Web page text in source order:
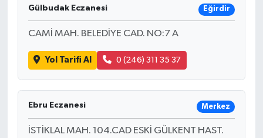
Gülbudak Eczanesi Eğirdir
CAMİ MAH. BELEDİYE CAD. NO:7 A
Yol Tarifi Al 0 (246) 311 35 37
Ebru Eczanesi Merkez
İSTİKLAL MAH. 104.CAD ESKİ GÜLKENT HAST.